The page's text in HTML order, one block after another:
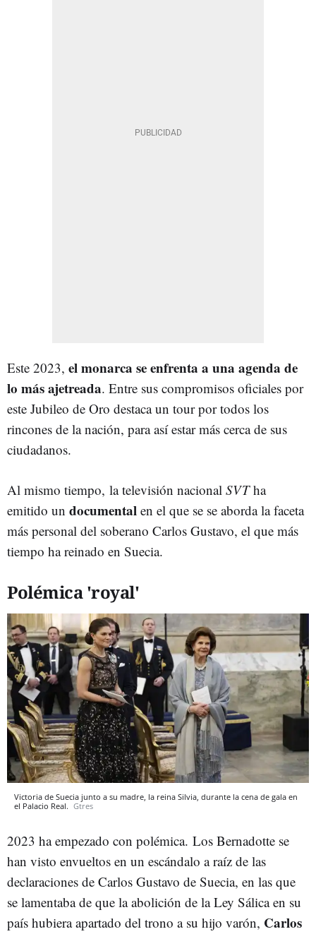
Este 2023, el monarca se enfrenta a una agenda de
lo más ajetreada. Entre sus compromisos oficiales por
este Jubileo de Oro destaca un tour por todos los
rincones de la nación, para así estar más cerca de sus
ciudadanos.
Al mismo tiempo, la televisión nacional SVTha
emitido un documental en el que se se aborda la faceta
más personal del soberano Carlos Gustavo, el que más
tiempo ha reinado en Suecia.
Polémica 'royal'
Victoria de Suecia junto a su madre, la reina Silvia, durante la cena de gala en
el Palacio Real. Gtres
2023 ha empezado con polémica. Los Bernadotte se
han visto envueltos en un escándalo a raíz de las
declaraciones de Carlos Gustavo de Suecia, en las que
se lamentaba de que la abolición de la Ley Sálica en su
país hubiera apartado del trono a su hijo varón, Carlos